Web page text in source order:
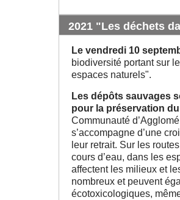
2021 "Les déchets
Le vendredi 10
biodiversité portant sur
espaces naturels".
Les dépôts sauvages
pour la préservation
Communauté
s’accompagne d’une
leur retrait. Sur les
cours d’eau, dans les
affectent les milieux et
nombreux et peuvent
écotoxicologiques,